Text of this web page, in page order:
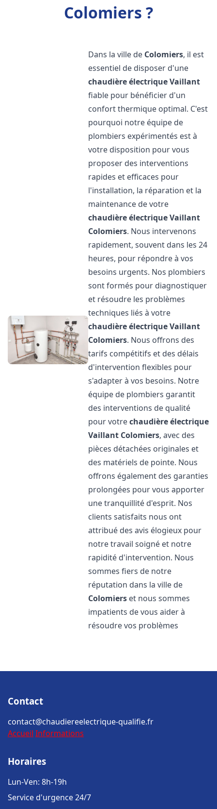
Colomiers ?
Dans la ville de Colomiers, il est
essentiel de disposer d'une
chaudière électrique Vaillant
fiable pour bénéficier d'un
confort thermique optimal. C'est
pourquoi notre équipe de
plombiers expérimentés est à
votre disposition pour vous
proposer des interventions
rapides et efficaces pour
l'installation, la réparation et la
maintenance de votre
chaudière électrique Vaillant
Colomiers. Nous intervenons
rapidement, souvent dans les 24
heures, pour répondre à vos
besoins urgents. Nos plombiers
sont formés pour diagnostiquer
et résoudre les problèmes
techniques liés à votre
chaudière électrique Vaillant
Colomiers. Nous offrons des
tarifs compétitifs et des délais
d'intervention flexibles pour
s'adapter à vos besoins. Notre
équipe de plombiers garantit
des interventions de qualité
pour votrechaudière électrique
Vaillant Colomiers, avec des
pièces détachées originales et
des matériels de pointe. Nous
offrons également des garanties
prolongées pour vous apporter
une tranquillité d'esprit. Nos
clients satisfaits nous ont
attribué des avis élogieux pour
notre travail soigné et notre
rapidité d'intervention. Nous
sommes fiers de notre
réputation dans la ville de
Colomiers et nous sommes
impatients de vous aider à
résoudre vos problèmes
Contact
contact@chaudiereelectrique-qualifie.fr
Accueil Informations
Horaires
Lun-Ven: 8h-19h
Service d'urgence 24/7